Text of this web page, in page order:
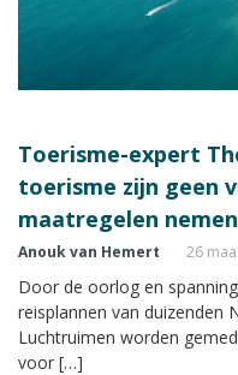
Toerisme-expert
toerisme zijn geen
maatregelen
Anouk van Hemert 26
Door de oorlog en
reisplannen van duizenden
Luchtruimen worden
voor […]